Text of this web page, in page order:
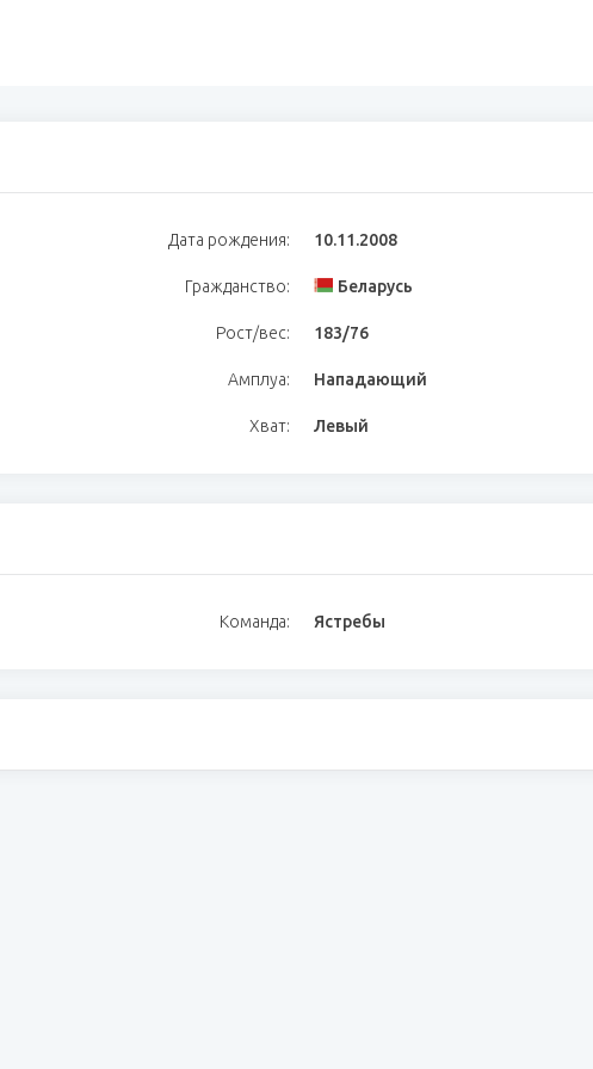
Дата рождения: 10.11.2008
Гражданство: Беларусь
Рост/вес: 183/76
Амплуа: Нападающий
Хват: Левый
Команда: Ястребы